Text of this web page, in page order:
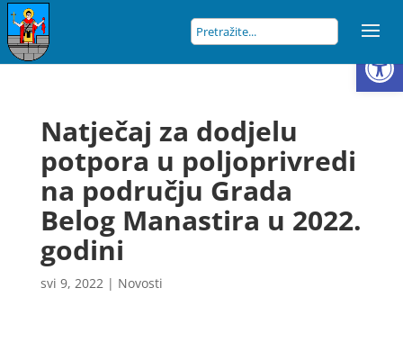
Natječaj za dodjelu
potpora u poljoprivredi
na području Grada
Belog Manastira u 2022.
godini
svi 9, 2022| Novosti